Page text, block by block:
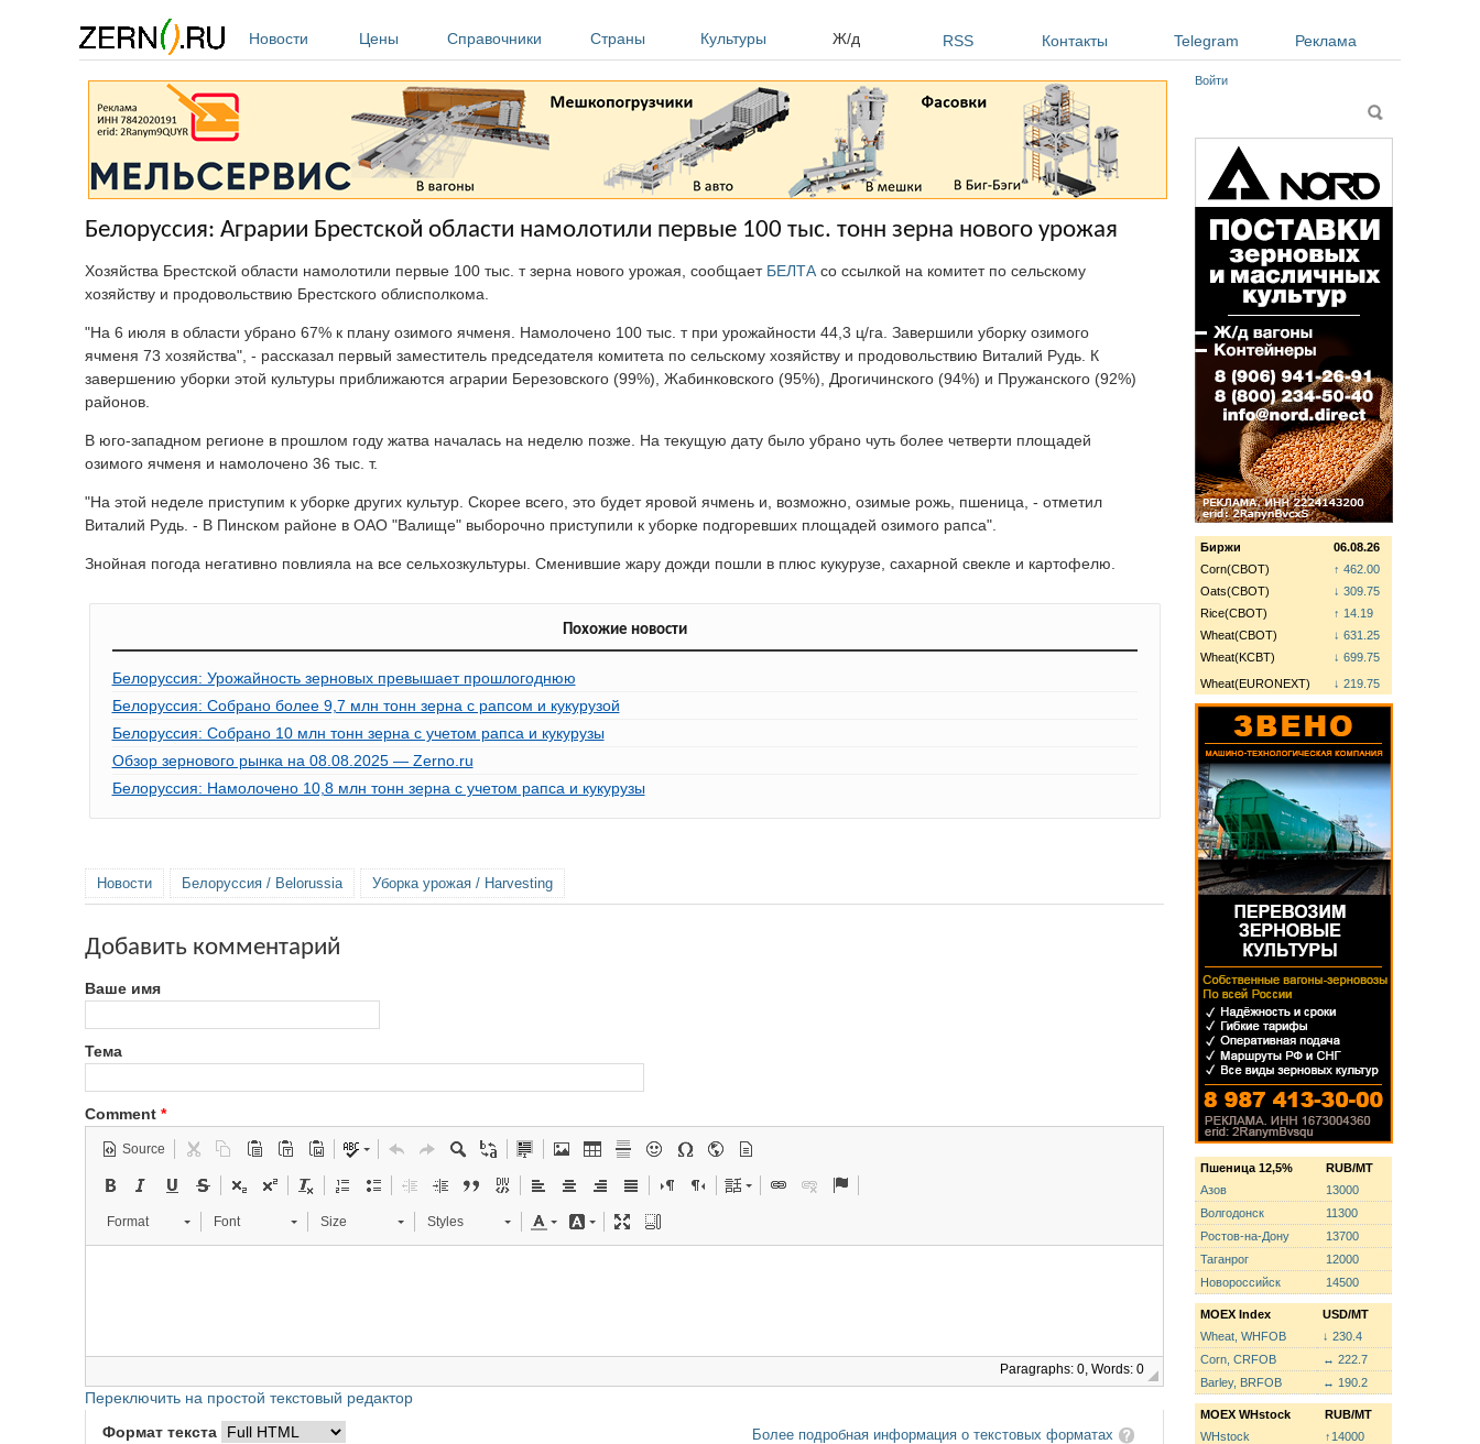
Новости
Цены Справочники Страны Культуры Ж/д RSS Контакты Telegram Реклама
Белоруссия: Аграрии Брестской области намолотили первые 100 тыс. тонн зерна нового урожая
Хозяйства Брестской области намолотили первые 100 тыс. т зерна нового урожая, сообщает БЕЛТА со ссылкой на комитет по сельскому
хозяйству и продовольствию Брестского облисполкома.
"На 6 июля в области убрано 67% к плану озимого ячменя. Намолочено 100 тыс. т при урожайности 44,3 ц/га. Завершили уборку озимого
ячменя 73 хозяйства", - рассказал первый заместитель председателя комитета по сельскому хозяйству и продовольствию Виталий Рудь. К
завершению уборки этой культуры приближаются аграрии Березовского (99%), Жабинковского (95%), Дрогичинского (94%) и Пружанского (92%)
районов.
В юго-западном регионе в прошлом году жатва началась на неделю позже. На текущую дату было убрано чуть более четверти площадей
озимого ячменя и намолочено 36 тыс. т.
"На этой неделе приступим к уборке других культур. Скорее всего, это будет яровой ячмень и, возможно, озимые рожь, пшеница, - отметил
Виталий Рудь. - В Пинском районе в ОАО "Валище" выборочно приступили к уборке подгоревших площадей озимого рапса".
Знойная погода негативно повлияла на все сельхозкультуры. Сменившие жару дожди пошли в плюс кукурузе, сахарной свекле и картофелю.
Похожие новости
Белоруссия: Урожайность зерновых превышает прошлогоднюю
Белоруссия: Собрано более 9,7 млн тонн зерна с рапсом и кукурузой
Белоруссия: Собрано 10 млн тонн зерна с учетом рапса и кукурузы
Обзор зернового рынка на 08.08.2025 — Zerno.ru
Белоруссия: Намолочено 10,8 млн тонн зерна с учетом рапса и кукурузы
Новости Белоруссия / Belorussia Уборка урожая / Harvesting
Добавить комментарий
Ваше имя
Тема
Comment *
Source
Format Font Size Styles
Paragraphs: 0, Words: 0
Переключить на простой текстовый редактор
Более подробная информация о текстовых форматах
Формат текста
Войти
Поиск
Биржи
06.08.26
Corn(CBOT)
↑ 462.00
Oats(CBOT)
↓ 309.75
Rice(CBOT)
↑ 14.19
Wheat(CBOT)
↓ 631.25
Wheat(KCBT)
↓ 699.75
Wheat(EURONEXT)
↓ 219.75
Пшеница 12,5%
RUB/MT
Азов
13000
Волгодонск
11300
Ростов-на-Дону
13700
Таганрог
12000
Новороссийск
14500
MOEX Index
USD/MT
Wheat, WHFOB
↓ 230.4
Corn, CRFOB
↔ 222.7
Barley, BRFOB
↔ 190.2
MOEX WHstock
RUB/MT
WHstock
↑14000